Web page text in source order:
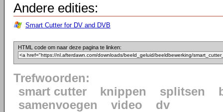
Andere edities:
Smart Cutter for DV and DVB
HTML code om naar deze pagina te linken:
Trefwoorden:
smart cutter
knippen splitsen
samenvoegen
video dv